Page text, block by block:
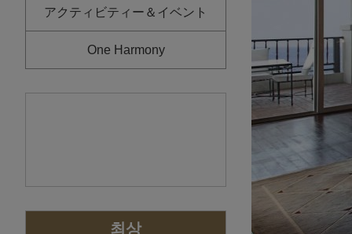
アクティビティー＆イベント
One Harmony
최상